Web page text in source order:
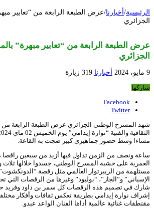
الرئيسية/ أخبارنا/عرض الطبعة الرابعة من “تعابير
الجزائري
عرض الطبعة الرابعة من “تعابير مبهرة”
الجزائري
9 مايو، 2024 أخبارنا 319 زيارة
شاركها
Facebook
Twitter
شهد المسرح الوطني الجزائري عرض الطبعة الرابعة من
مساءا وسط حضور جماهيري كبير ضجت به القاعة.
ساعة ونصف من الزمن تداول فيها أزيد من سبعين
العمرية على خشبة المسرح الوطني، جسدوا خلالها
مستلهمة من الريبرتوار العالمي مثل رقصة
الإسباني” و”الجاز”، “بوليود” وغيرها من الرقصات
شارك في تصميم هذه الرقصات كل سمر بن داود
إشراف نوارة إيدامي بطريقة تعكس ثقافات وأفكار
مقتطفات غنائية عالمية أداها الفنان الواعد عبدو.